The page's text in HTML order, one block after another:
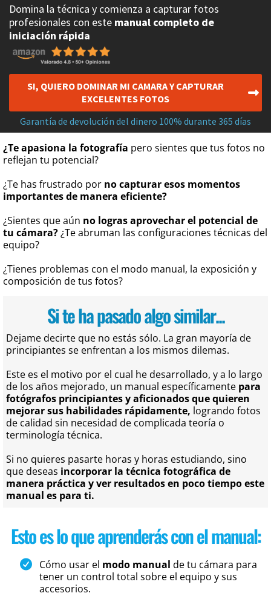
Domina la técnica y comienza a capturar fotos
profesionales con este manual completo de
iniciación rápida
SI, QUIERO DOMINAR MI CAMARA Y CAPTURAR
EXCELENTES FOTOS
Garantía de devolución del dinero 100% durante 365 días
¿Te apasiona la fotografía pero sientes que tus fotos no
reflejan tu potencial?
¿Te has frustrado por no capturar esos momentos
importantes de manera eficiente?
¿Sientes que aún no logras aprovechar el potencial de
tu cámara?¿Te abruman las configuraciones técnicas del
equipo?
¿Tienes problemas con el modo manual, la exposición y
composición de tus fotos?
Si te ha pasado algo similar...
Dejame decirte que no estás sólo. La gran mayoría de
principiantes se enfrentan a los mismos dilemas.
Este es el motivo por el cual he desarrollado, y a lo largo
de los años mejorado, un manual específicamente para
fotógrafos principiantes y aficionados que quieren
mejorar sus habilidades rápidamente, logrando fotos
de calidad sin necesidad de complicada teoría o
terminología técnica.
Si no quieres pasarte horas y horas estudiando, sino
que deseas incorporar la técnica fotográfica de
manera práctica y ver resultados en poco tiempo este
manual es para ti.
Esto es lo que aprenderás con el manual:
Cómo usar el modo manual de tu cámara para
tener un control total sobre el equipo y sus
accesorios.